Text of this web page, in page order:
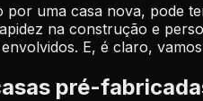
uma casa nova, pode
na construção e
E, é claro,
pré-